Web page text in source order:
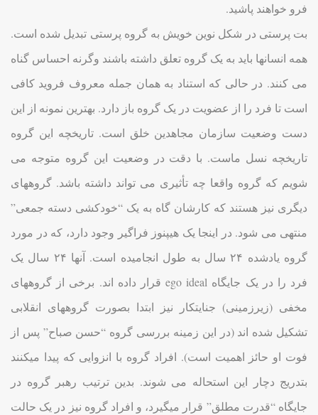
فرو خواهند پاشید.
بت پرستی در شکل نوین خویش به گروه پرستی تبدیل شده است.
همه انسانها باید به یک گروه تعلق داشته باشند وگرنه احساس گناه
می کنند. در حالی که استناد به همان جمله معروف فروید کافی
است تا فرد را از عضویت در یک گروه باز دارد. بهترین نمونه از این
دست وضعیت سازمان مجاهدین خلق است. تاریخچه این گروه
تاریخچه نسل ماست. با دقت در وضعیت این گروه متوجه می
شویم که گروه واقعا چه تأثیری می تواند داشته باشد. گروههای
دیگری نیز هستند که کارشان گاه به یک “خودکشی دسته جمعی”
منتهی می شود. در اینجا یک هیپنوز فراگیر وجود دارد، که در مورد
گروه یادشده ۲۴ سال به طول انجامیده است. آنها ۲۴ سال یک
فرد را در یک جایگاه ego ideal قرار داده اند. برخی از گروههای
مخفی (زیرزمینی) جنایتکار نیز ابتدا بصورت گروههای انقلابی
تشکیل شده اند (در این زمینه بررسی گروه “حسن صباح” پس از
فوت او حائز اهمیت است). افراد گروه با انزوایی که پیدا میکنند
بتدریج دچار این استحاله می شوند. بدین ترتیب رهبر گروه در
جایگاه “قدرت مطلق” قرار میگیرد، و افراد گروه نیز در یک حالت